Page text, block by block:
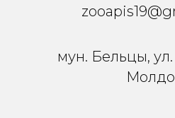
мун. Бельцы,